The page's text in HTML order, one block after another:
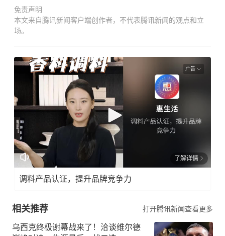
免责声明
本文来自腾讯新闻客户端创作者，不代表腾讯新闻的观点和立
场。
广告
了解详情
调料产品认证，提升品牌竞争力
相关推荐 打开腾讯新闻查看更多
乌西克终极谢幕战来了！洽谈维尔德